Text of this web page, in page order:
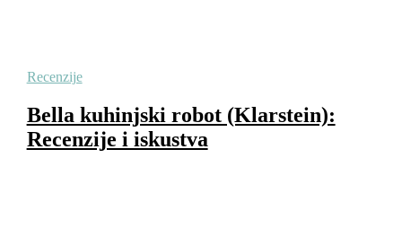
Recenzije
Bella kuhinjski robot (Klarstein):
Recenzije i iskustva